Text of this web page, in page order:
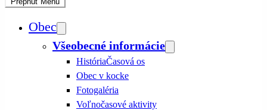
Obec
Všeobecné informácie
HistóriaČasová os
Obec v kocke
Fotogaléria
Voľnočasové aktivity